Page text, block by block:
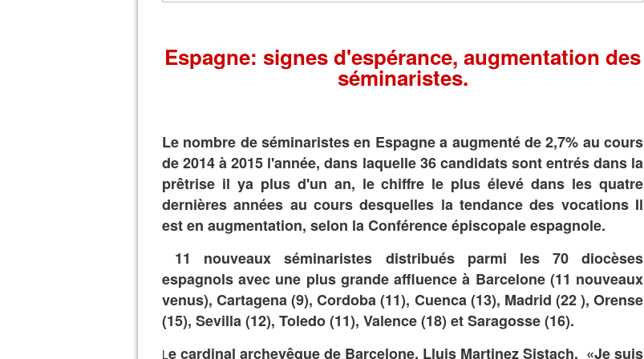
Espagne: signes d'espérance, augmentation des
séminaristes.
Le nombre de séminaristes en Espagne a augmenté de 2,7% au cours
de 2014 à 2015 l'année, dans laquelle 36 candidats sont entrés dans la
prêtrise il ya plus d'un an, le chiffre le plus élevé dans les quatre
dernières années au cours desquelles la tendance des vocations Il
est en augmentation, selon la Conférence épiscopale espagnole.
11 nouveaux séminaristes distribués parmi les 70 diocèses
espagnols avec une plus grande affluence à Barcelone (11 nouveaux
venus), Cartagena (9), Cordoba (11), Cuenca (13), Madrid (22 ), Orense
(15), Sevilla (12), Toledo (11), Valence (18) et Saragosse (16).
Le cardinal archevêque de Barcelone, Lluis Martinez Sistach, «Je suis